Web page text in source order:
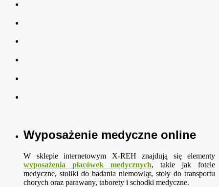
Wyposażenie medyczne online
W sklepie internetowym X-REH znajdują się elementy
wyposażenia placówek medycznych, takie jak fotele
medyczne, stoliki do badania niemowląt, stoły do transportu
chorych oraz parawany, taborety i schodki medyczne.